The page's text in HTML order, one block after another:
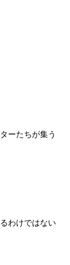
ーたちが集う
わけではない